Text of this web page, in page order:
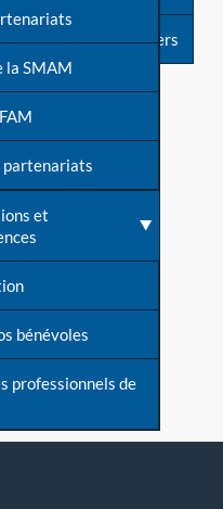
à nos newsletters
la SMAM
et
bénévoles
professionnels de